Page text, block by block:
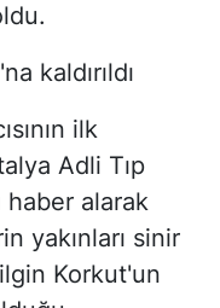
kaldırıldı
ilk
Adli Tıp
haber alarak
yakınları sinir
Korkut'un